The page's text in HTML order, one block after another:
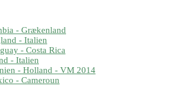
- Grækenland
- Italien
- Costa Rica
- Italien
- Holland - VM 2014
- Cameroun